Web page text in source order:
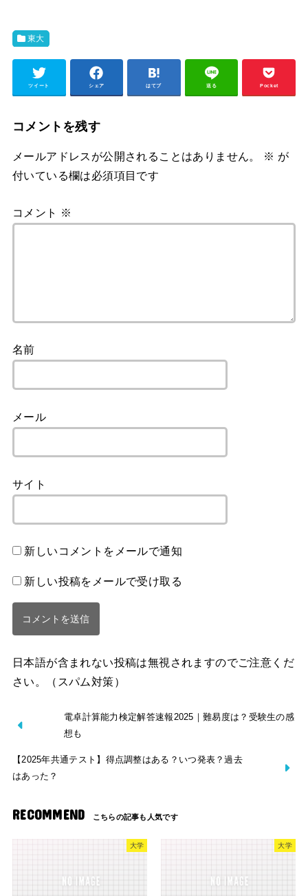
東大
ツイート シェア はてブ 送る Pocket
コメントを残す
メールアドレスが公開されることはありません。 ※ が
付いている欄は必須項目です
コメント ※
名前
メール
サイト
新しいコメントをメールで通知
新しい投稿をメールで受け取る
日本語が含まれない投稿は無視されますのでご注意くだ
さい。（スパム対策）
電卓計算能力検定解答速報2025｜難易度は？受験生の感
想も
【2025年共通テスト】得点調整はある？いつ発表？過去
はあった？
RECOMMEND
大学 大学